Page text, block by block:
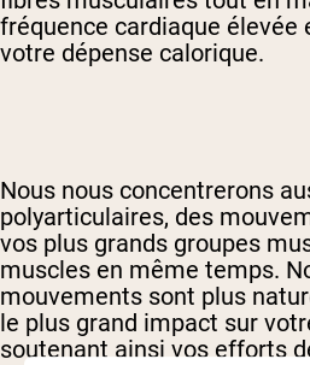
fréquence cardiaque élevée
votre dépense calorique.
Nous nous concentrerons
polyarticulaires, des
vos plus grands groupes
muscles en même temps.
mouvements sont plus
le plus grand impact sur
soutenant ainsi vos efforts